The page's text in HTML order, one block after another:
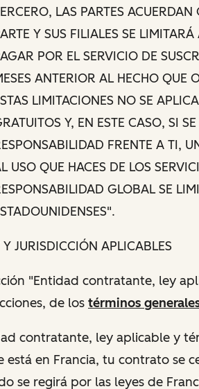
LAS PARTES
Y SUS FILIALES SE
POR EL SERVICIO DE
ANTERIOR AL HECHO QUE
LIMITACIONES NO SE
Y, EN ESTE CASO, SI
FRENTE A TI,
USO QUE HACES DE LOS
GLOBAL SE
Y JURISDICCIÓN APLICABLES
"Entidad contratante, ley
de los términos
contratante, ley aplicable y
está en Francia, tu contrato se
se regirá por las leyes de